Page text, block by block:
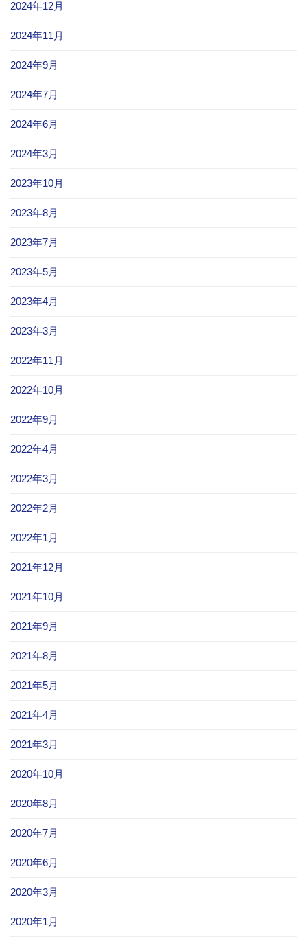
2024年12月
2024年11月
2024年9月
2024年7月
2024年6月
2024年3月
2023年10月
2023年8月
2023年7月
2023年5月
2023年4月
2023年3月
2022年11月
2022年10月
2022年9月
2022年4月
2022年3月
2022年2月
2022年1月
2021年12月
2021年10月
2021年9月
2021年8月
2021年5月
2021年4月
2021年3月
2020年10月
2020年8月
2020年7月
2020年6月
2020年3月
2020年1月